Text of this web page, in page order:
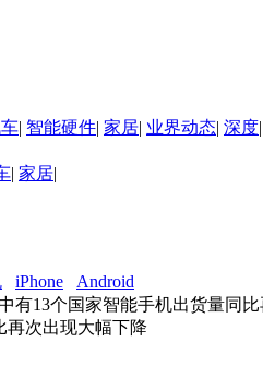
| 智能硬件| 家居| 业界动态| 深度|
| 家居|
iPhone
Android
有13个国家智能手机出货量同